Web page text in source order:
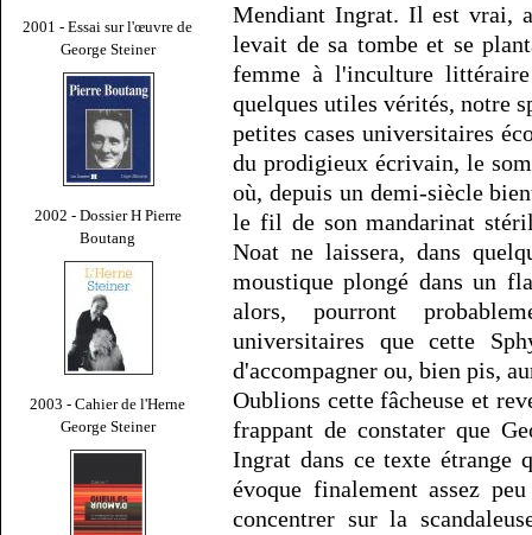
2001 - Essai sur l'œuvre de
George Steiner
2002 - Dossier H Pierre
Boutang
2003 - Cahier de l'Herne
George Steiner
Mendiant Ingrat. Il est vrai,
levait de sa tombe et se
femme à l'inculture
quelques utiles vérités, notre
petites cases universitaires
du prodigieux écrivain, le
où, depuis un demi-siècle
le fil de son mandarinat
Noat ne laissera, dans
moustique plongé dans un
alors, pourront
universitaires que cette
d'accompagner ou, bien pis,
Oublions cette fâcheuse et
frappant de constater que
Ingrat dans ce texte étrange
évoque finalement assez
concentrer sur la